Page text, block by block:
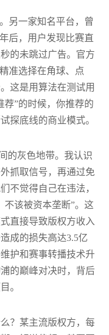
另一家知名平台，曾
后，用户发现比赛直
的未跳过广告。官方
准选择在角球、点
这是用算法在测试用
荐”的时候，你推荐的
探底线的商业模式。
的灰色地带。我认识
抓取信号，再通过免
不觉得自己在违法，
不该被资本垄断”。这
直接导致版权方收入
成的损失高达3.5亿
护和赛事转播技术升
的巅峰对决时，背后
。
？某主流版权方，每